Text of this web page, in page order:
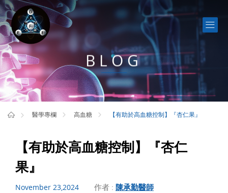
BLOG
醫學專欄 高血糖 【有助於高血糖控制】『杏仁果』
【有助於高血糖控制】『杏仁
果』
November 23,2024 作者 : 陳承勤醫師